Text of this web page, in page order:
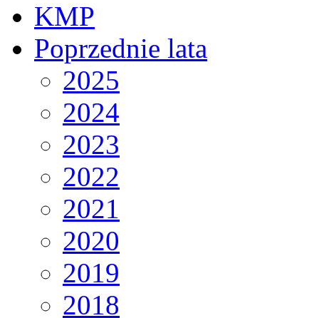
KMP
Poprzednie lata
2025
2024
2023
2022
2021
2020
2019
2018